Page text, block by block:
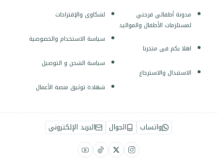
مدونة أطفالي فرحتي
لمستلزمات الأطفال والمواليد
اهلا بكم فى متجرنا
الاستبدال والاسترجاع
لشكاوى والإقتراحات
سياسة الاستخدام والخصوصية
سياسة الشحن و التوصيل
شهادة توثيق منصة الأعمال
واتساب الجوال البريد الإلكتروني